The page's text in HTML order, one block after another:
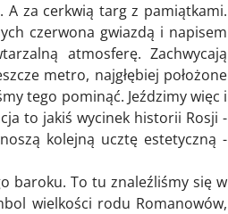
A za cerkwią targ z pamiątkami.
czerwona gwiazdą i napisem
atmosferę. Zachwycają
metro, najgłębiej położone
tego pominąć. Jeździmy więc i
to jakiś wycinek historii Rosji -
kolejną ucztę estetyczną -
baroku. To tu znaleźliśmy się w
wielkości rodu Romanowów,